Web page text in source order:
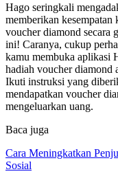
Hago seringkali
memberikan kesempatan
voucher diamond secara
ini! Caranya, cukup
kamu membuka aplikasi
hadiah voucher diamond
Ikuti instruksi yang
mendapatkan voucher
mengeluarkan uang.
Baca juga
Cara Meningkatkan
Sosial